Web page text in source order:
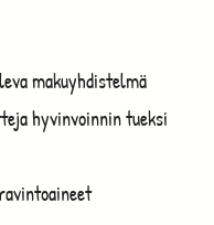
makuyhdistelmä
hyvinvoinnin tueksi